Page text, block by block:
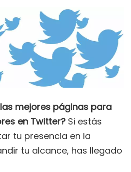
mejores páginas para
en Twitter? Si estás
tu presencia en la
tu alcance, has llegado